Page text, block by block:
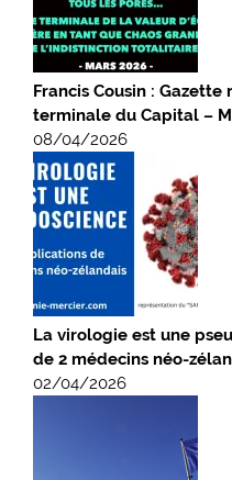
Francis Cousin :
terminale du Capital –
08/04/2026
La virologie est une
de 2 médecins néo-
02/04/2026